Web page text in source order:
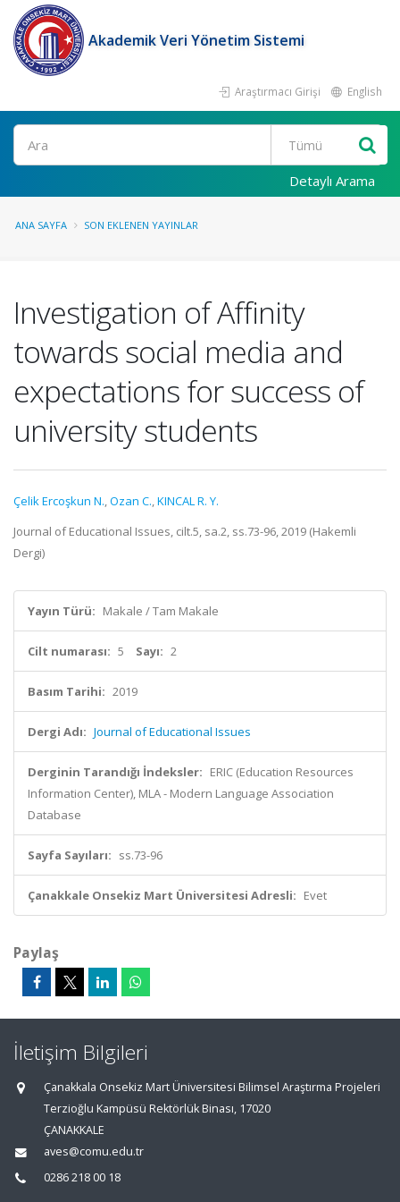
Akademik Veri Yönetim Sistemi
Araştırmacı Girişi English
Ara
Detaylı Arama
ANA SAYFA SON EKLENEN YAYINLAR
Investigation of Affinity
towards social media and
expectations for success of
university students
Çelik Ercoşkun N.,Ozan C.,KINCAL R. Y.
Journal of Educational Issues, cilt.5, sa.2, ss.73-96, 2019 (Hakemli
Dergi)
Yayın Türü: Makale / Tam Makale
Cilt numarası: 5 Sayı: 2
Basım Tarihi: 2019
Dergi Adı: Journal of Educational Issues
Derginin Tarandığı İndeksler: ERIC (Education Resources
Information Center), MLA - Modern Language Association
Database
Sayfa Sayıları: ss.73-96
Çanakkale Onsekiz Mart Üniversitesi Adresli: Evet
Paylaş
İletişim Bilgileri
Çanakkala Onsekiz Mart Üniversitesi Bilimsel Araştırma Projeleri
Terzioğlu Kampüsü Rektörlük Binası, 17020
ÇANAKKALE
aves@comu.edu.tr
0286 218 00 18